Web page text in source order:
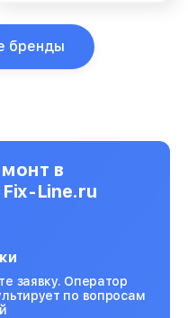
бренды
в
Line.ru
заявку. Оператор
по вопросам